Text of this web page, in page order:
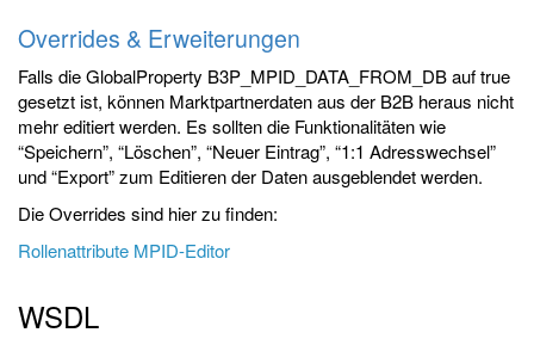
Overrides & Erweiterungen
Falls die GlobalProperty B3P_MPID_DATA_FROM_DB auf true
gesetzt ist, können Marktpartnerdaten aus der B2B heraus nicht
mehr editiert werden. Es sollten die Funktionalitäten wie
“Speichern”, “Löschen”, “Neuer Eintrag”, “1:1 Adresswechsel”
und “Export” zum Editieren der Daten ausgeblendet werden.
Die Overrides sind hier zu finden:
Rollenattribute MPID-Editor
WSDL